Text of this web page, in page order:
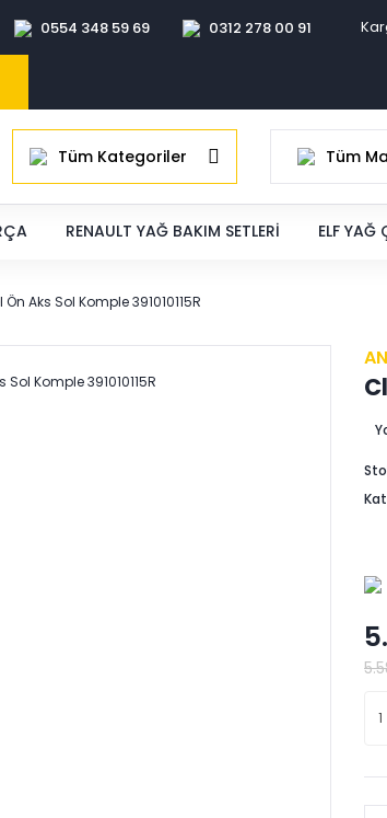
0554 348 59 69 0312 278 00 91
Tüm Kategoriler Tüm
RENAULT YAĞ BAKIM SETLERI ELF YAĞ
Ön Aks Sol Komple 391010115R